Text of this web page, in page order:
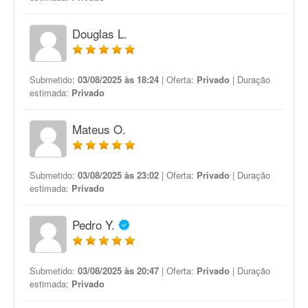
Douglas L.
Submetido: 03/08/2025 às 18:24 | Oferta: Privado | Duração
estimada: Privado
Mateus O.
Submetido: 03/08/2025 às 23:02 | Oferta: Privado | Duração
estimada: Privado
Pedro Y.
Submetido: 03/08/2025 às 20:47 | Oferta: Privado | Duração
estimada: Privado